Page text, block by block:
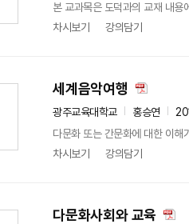
본 교과목은 도덕과의 교재 내
차시보기
강의담기
세계음악여행
광주교육대학교 홍승연
다문화 또는 간문화에 대한 이해
차시보기
강의담기
다문화사회와 교육